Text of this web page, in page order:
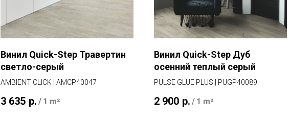
Винил Quick-Step Травертин
светло-серый
AMBIENT CLICK | AMCP40047
3 635 р. / 1 m²
Винил Quick-Step Дуб
осенний теплый серый
PULSE GLUE PLUS | PUGP40089
2 900 р. / 1 m²